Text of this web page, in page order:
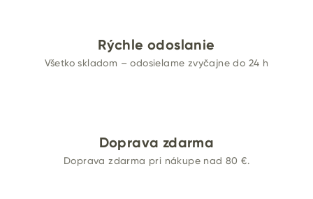
Rýchle odoslanie
Všetko skladom – odosielame zvyčajne do 24 h
Doprava zdarma
Doprava zdarma pri nákupe nad 80 €.